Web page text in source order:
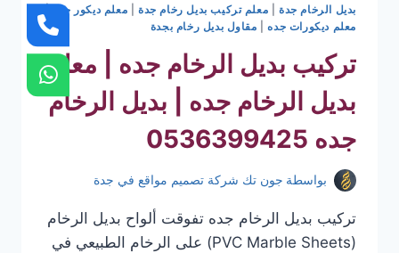
بديل الرخام جدة| معلم تركيب بديل رخام جدة معلم ديكور جده|
معلم ديكورات جده| مقاول بديل رخام بجدة
تركيب بديل الرخام جده | معلم
بديل الرخام جده | بديل الرخام
جده 0536399425
بواسطة جون تك شركة تصميم مواقع في جدة
تركيب بديل الرخام جده تفوقت ألواح بديل الرخام
(PVC Marble Sheets) على الرخام الطبيعي في